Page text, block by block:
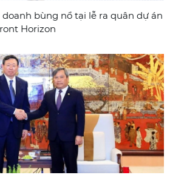
doanh bùng nổ tại lễ ra quân dự án
Horizon